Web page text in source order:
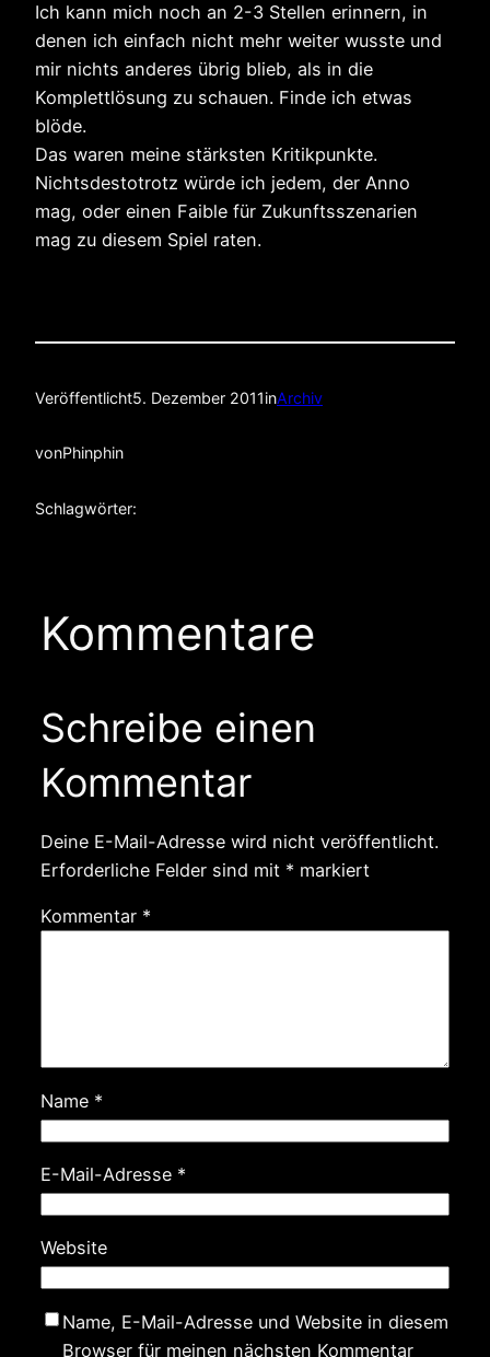
Ich kann mich noch an 2-3 Stellen erinnern, in
denen ich einfach nicht mehr weiter wusste und
mir nichts anderes übrig blieb, als in die
Komplettlösung zu schauen. Finde ich etwas
blöde.
Das waren meine stärksten Kritikpunkte.
Nichtsdestotrotz würde ich jedem, der Anno
mag, oder einen Faible für Zukunftsszenarien
mag zu diesem Spiel raten.
Veröffentlicht5. Dezember 2011inArchiv
vonPhinphin
Schlagwörter:
Kommentare
Schreibe einen
Kommentar
Deine E-Mail-Adresse wird nicht veröffentlicht.
Erforderliche Felder sind mit * markiert
Kommentar *
Name *
E-Mail-Adresse *
Website
Name, E-Mail-Adresse und Website in diesem
Browser für meinen nächsten Kommentar